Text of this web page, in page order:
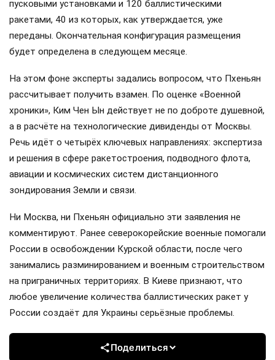
пусковыми установками и 120 баллистическими
ракетами, 40 из которых, как утверждается, уже
переданы. Окончательная конфигурация размещения
будет определена в следующем месяце.
На этом фоне эксперты задались вопросом, что Пхеньян
рассчитывает получить взамен. По оценке «Военной
хроники», Ким Чен Ын действует не по доброте душевной,
а в расчёте на технологические дивиденды от Москвы.
Речь идёт о четырёх ключевых направлениях: экспертиза
и решения в сфере ракетостроения, подводного флота,
авиации и космических систем дистанционного
зондирования Земли и связи.
Ни Москва, ни Пхеньян официально эти заявления не
комментируют. Ранее северокорейские военные помогали
России в освобождении Курской области, после чего
занимались разминированием и военным строительством
на приграничных территориях. В Киеве признают, что
любое увеличение количества баллистических ракет у
России создаёт для Украины серьёзные проблемы.
Поделиться